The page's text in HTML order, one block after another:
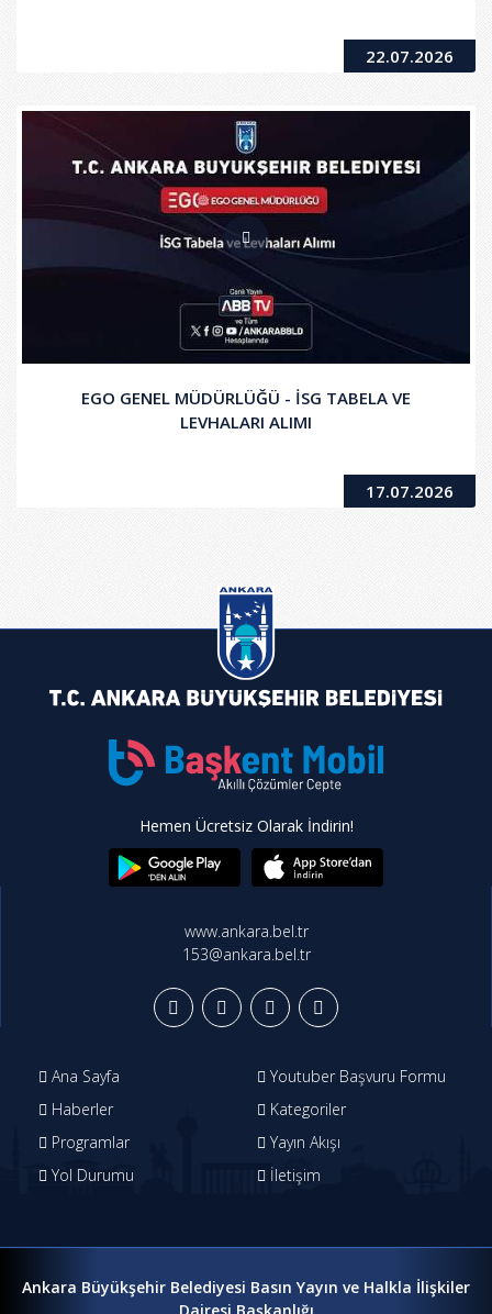
22.07.2026
EGO GENEL MÜDÜRLÜĞÜ - İSG TABELA VE
LEVHALARI ALIMI
17.07.2026
Hemen Ücretsiz Olarak İndirin!
www.ankara.bel.tr
153@ankara.bel.tr
Ana Sayfa
Youtuber Başvuru Formu
Haberler
Kategoriler
Programlar
Yayın Akışı
Yol Durumu
İletişim
Ankara Büyükşehir Belediyesi Basın Yayın ve Halkla İlişkiler